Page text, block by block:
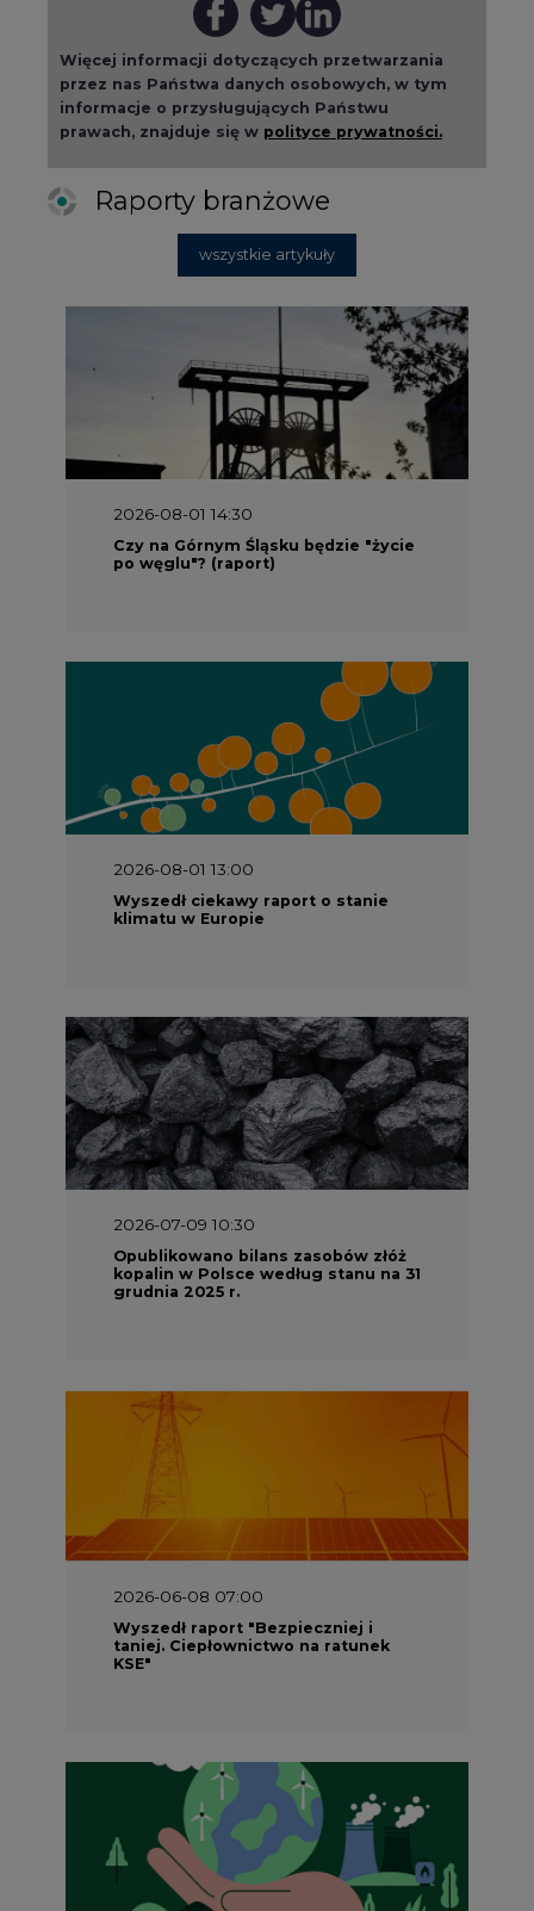
Więcej informacji dotyczących przetwarzania
przez nas Państwa danych osobowych, w tym
informacje o przysługujących Państwu
prawach, znajduje się w polityce prywatności.
Raporty branżowe
wszystkie artykuły
2026-08-01 14:30
Czy na Górnym Śląsku będzie "życie
po węglu"? (raport)
2026-08-01 13:00
Wyszedł ciekawy raport o stanie
klimatu w Europie
2026-07-09 10:30
Opublikowano bilans zasobów złóż
kopalin w Polsce według stanu na 31
grudnia 2025 r.
2026-06-08 07:00
Wyszedł raport "Bezpieczniej i
taniej. Ciepłownictwo na ratunek
KSE"